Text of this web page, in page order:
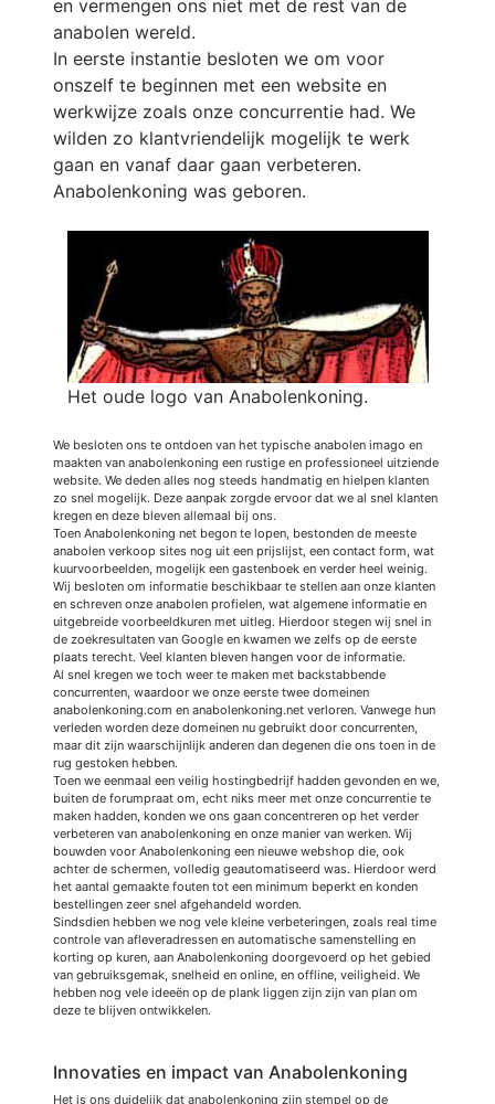
en vermengen ons niet met de rest van de
anabolen wereld.
In eerste instantie besloten we om voor
onszelf te beginnen met een website en
werkwijze zoals onze concurrentie had. We
wilden zo klantvriendelijk mogelijk te werk
gaan en vanaf daar gaan verbeteren.
Anabolenkoning was geboren.
Het oude logo van Anabolenkoning.
We besloten ons te ontdoen van het typische anabolen imago en
maakten van anabolenkoning een rustige en professioneel uitziende
website. We deden alles nog steeds handmatig en hielpen klanten
zo snel mogelijk. Deze aanpak zorgde ervoor dat we al snel klanten
kregen en deze bleven allemaal bij ons.
Toen Anabolenkoning net begon te lopen, bestonden de meeste
anabolen verkoop sites nog uit een prijslijst, een contact form, wat
kuurvoorbeelden, mogelijk een gastenboek en verder heel weinig.
Wij besloten om informatie beschikbaar te stellen aan onze klanten
en schreven onze anabolen profielen, wat algemene informatie en
uitgebreide voorbeeldkuren met uitleg. Hierdoor stegen wij snel in
de zoekresultaten van Google en kwamen we zelfs op de eerste
plaats terecht. Veel klanten bleven hangen voor de informatie.
Al snel kregen we toch weer te maken met backstabbende
concurrenten, waardoor we onze eerste twee domeinen
anabolenkoning.com en anabolenkoning.net verloren. Vanwege hun
verleden worden deze domeinen nu gebruikt door concurrenten,
maar dit zijn waarschijnlijk anderen dan degenen die ons toen in de
rug gestoken hebben.
Toen we eenmaal een veilig hostingbedrijf hadden gevonden en we,
buiten de forumpraat om, echt niks meer met onze concurrentie te
maken hadden, konden we ons gaan concentreren op het verder
verbeteren van anabolenkoning en onze manier van werken. Wij
bouwden voor Anabolenkoning een nieuwe webshop die, ook
achter de schermen, volledig geautomatiseerd was. Hierdoor werd
het aantal gemaakte fouten tot een minimum beperkt en konden
bestellingen zeer snel afgehandeld worden.
Sindsdien hebben we nog vele kleine verbeteringen, zoals real time
controle van afleveradressen en automatische samenstelling en
korting op kuren, aan Anabolenkoning doorgevoerd op het gebied
van gebruiksgemak, snelheid en online, en offline, veiligheid. We
hebben nog vele ideeën op de plank liggen zijn zijn van plan om
deze te blijven ontwikkelen.
Innovaties en impact van Anabolenkoning
Het is ons duidelijk dat anabolenkoning zijn stempel op de